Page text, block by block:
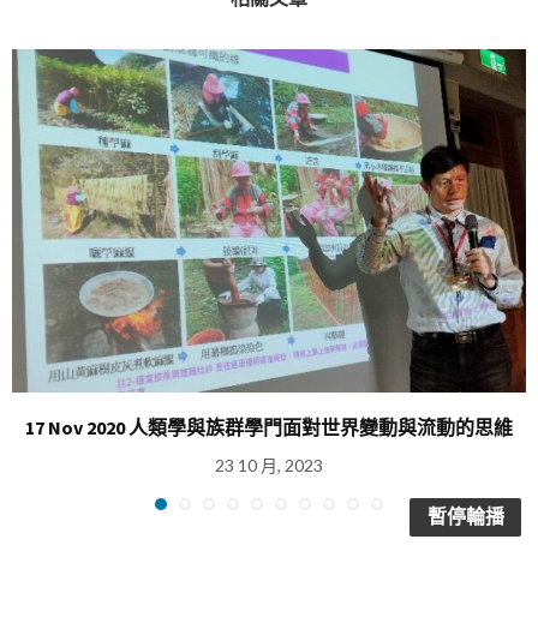
17 Nov 2020 人類學與族群學門面對世界變動與流動的思維
23 10 月, 2023
暫停輪播